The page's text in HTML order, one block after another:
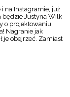
na Instagramie, już
będzie Justyna Wilk-
o projektowaniu
Nagranie jak
je obejrzeć. Zamiast